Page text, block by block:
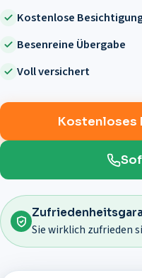
Kostenlose
Besenreine Übergabe
Voll versichert
Kostenloses
Sie wirklich zufrieden